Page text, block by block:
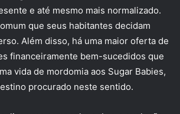
e até mesmo mais normalizado.
que seus habitantes decidam
Além disso, há uma maior oferta de
financeiramente bem-sucedidos que
vida de mordomia aos Sugar Babies,
procurado neste sentido.